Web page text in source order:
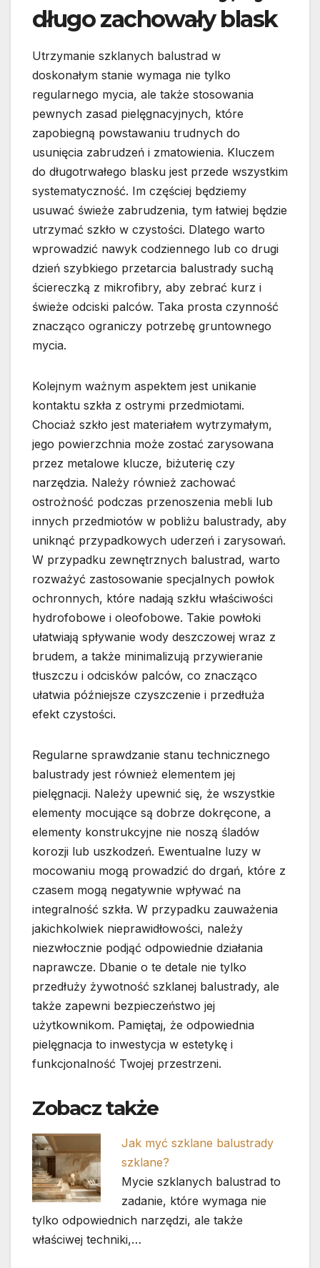
długo zachowały blask
Utrzymanie szklanych balustrad w
doskonałym stanie wymaga nie tylko
regularnego mycia, ale także stosowania
pewnych zasad pielęgnacyjnych, które
zapobiegną powstawaniu trudnych do
usunięcia zabrudzeń i zmatowienia. Kluczem
do długotrwałego blasku jest przede wszystkim
systematyczność. Im częściej będziemy
usuwać świeże zabrudzenia, tym łatwiej będzie
utrzymać szkło w czystości. Dlatego warto
wprowadzić nawyk codziennego lub co drugi
dzień szybkiego przetarcia balustrady suchą
ściereczką z mikrofibry, aby zebrać kurz i
świeże odciski palców. Taka prosta czynność
znacząco ograniczy potrzebę gruntownego
mycia.
Kolejnym ważnym aspektem jest unikanie
kontaktu szkła z ostrymi przedmiotami.
Chociaż szkło jest materiałem wytrzymałym,
jego powierzchnia może zostać zarysowana
przez metalowe klucze, biżuterię czy
narzędzia. Należy również zachować
ostrożność podczas przenoszenia mebli lub
innych przedmiotów w pobliżu balustrady, aby
uniknąć przypadkowych uderzeń i zarysowań.
W przypadku zewnętrznych balustrad, warto
rozważyć zastosowanie specjalnych powłok
ochronnych, które nadają szkłu właściwości
hydrofobowe i oleofobowe. Takie powłoki
ułatwiają spływanie wody deszczowej wraz z
brudem, a także minimalizują przywieranie
tłuszczu i odcisków palców, co znacząco
ułatwia późniejsze czyszczenie i przedłuża
efekt czystości.
Regularne sprawdzanie stanu technicznego
balustrady jest również elementem jej
pielęgnacji. Należy upewnić się, że wszystkie
elementy mocujące są dobrze dokręcone, a
elementy konstrukcyjne nie noszą śladów
korozji lub uszkodzeń. Ewentualne luzy w
mocowaniu mogą prowadzić do drgań, które z
czasem mogą negatywnie wpływać na
integralność szkła. W przypadku zauważenia
jakichkolwiek nieprawidłowości, należy
niezwłocznie podjąć odpowiednie działania
naprawcze. Dbanie o te detale nie tylko
przedłuży żywotność szklanej balustrady, ale
także zapewni bezpieczeństwo jej
użytkownikom. Pamiętaj, że odpowiednia
pielęgnacja to inwestycja w estetykę i
funkcjonalność Twojej przestrzeni.
Zobacz także
Jak myć szklane balustrady
szklane?
Mycie szklanych balustrad to
zadanie, które wymaga nie
tylko odpowiednich narzędzi, ale także
właściwej techniki,…